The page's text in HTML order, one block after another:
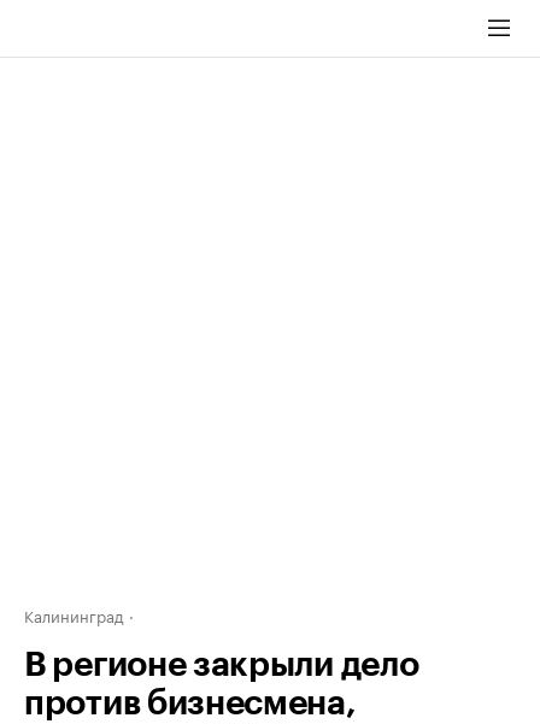
Калининград
В регионе закрыли дело
против бизнесмена,